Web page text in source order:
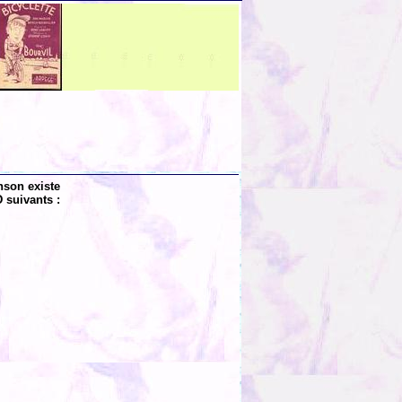
existe
suivants :